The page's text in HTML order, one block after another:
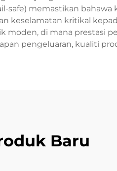
memastikan
keselamatan kritikal
di mana prestasi
pengeluaran, kualiti
Baru